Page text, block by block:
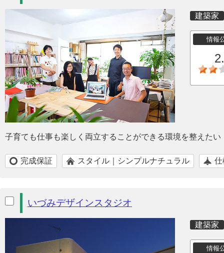
建築家
情報
子育ても仕事も楽しく両立することができる環境を整えたい
完成保証 スタイル｜シンプルナチュラル 仕
いづみデザインスタジオ
建築家
情報